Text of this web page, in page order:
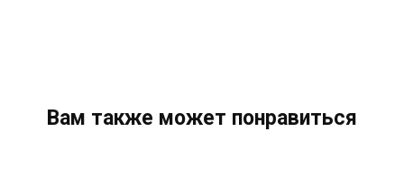
Вам также может понравиться